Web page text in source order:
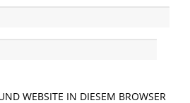
WEBSITE IN DIESEM BROWSER